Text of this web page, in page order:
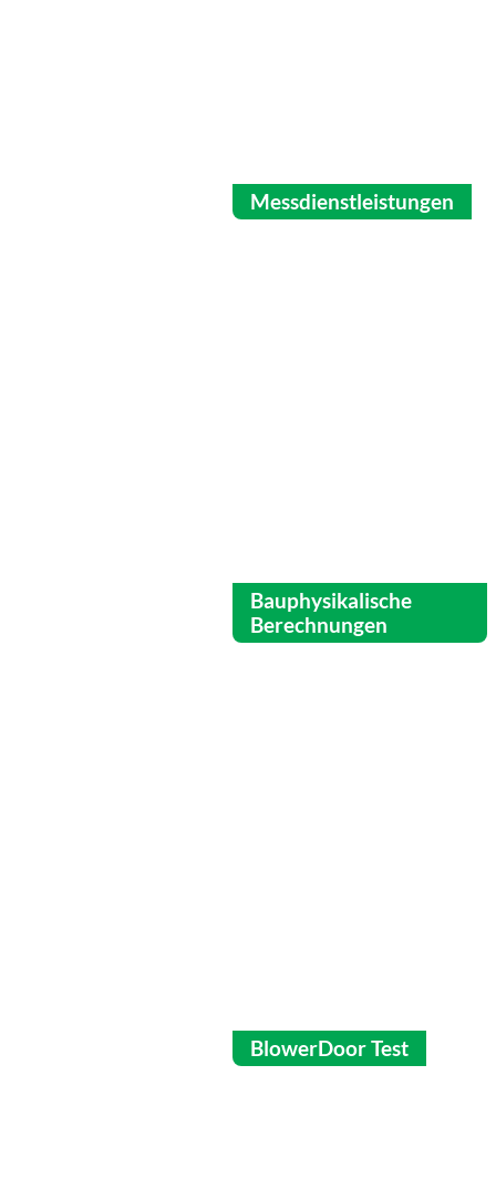
Messdienstleistungen
Bauphysikalische
Berechnungen
BlowerDoor Test